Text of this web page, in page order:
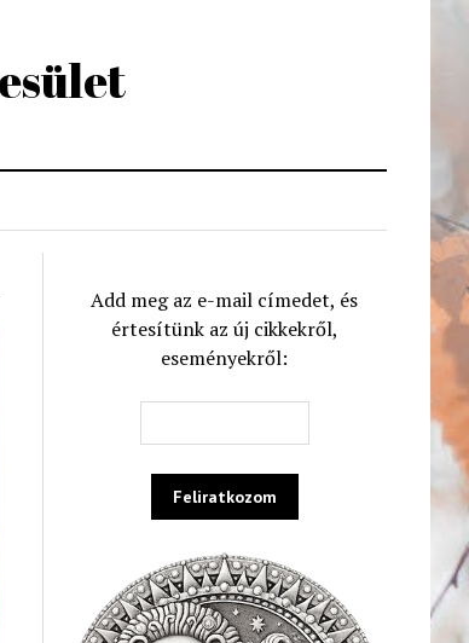
Add meg az e-mail címedet, és
értesítünk az új cikkekről,
eseményekről: